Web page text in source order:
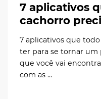
7 aplicativos
cachorro
7 aplicativos que
ter para se tornar
que você vai
com as …